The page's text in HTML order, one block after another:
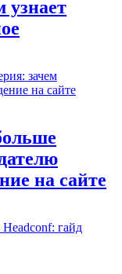
узнает
на сайте